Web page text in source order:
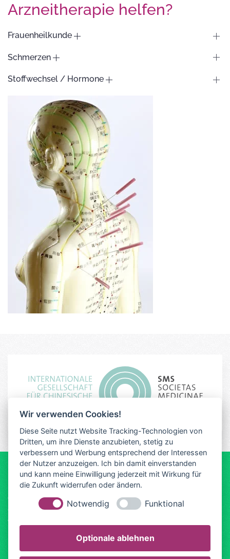
Arzneitherapie helfen?
Frauenheilkunde
Schmerzen
Stoffwechsel / Hormone
Impressum Datenschutz
© TCM Frauenärztin Dr. Melcher • Zweibrückenstr. 6 •
80331 München •info@tcm-frauenaerztin.de
die PraxisHomepage
Wir verwenden Cookies!
Diese Seite nutzt Website Tracking-Technologien von
Dritten, um ihre Dienste anzubieten, stetig zu
verbessern und Werbung entsprechend der Interessen
der Nutzer anzuzeigen. Ich bin damit einverstanden
und kann meine Einwilligung jederzeit mit Wirkung für
die Zukunft widerrufen oder ändern.
Notwendig Funktional
Optionale ablehnen